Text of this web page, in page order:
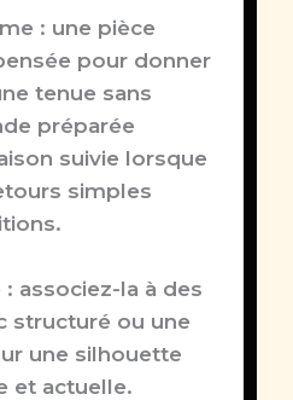
: une pièce
pour donner
tenue sans
préparée
suivie lorsque
simples
: associez-la à des
structuré ou une
une silhouette
et actuelle.